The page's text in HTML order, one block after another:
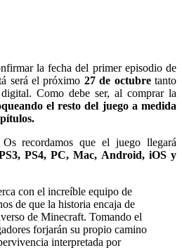
la fecha del primer episodio de
será el próximo 27 de octubretanto
Como debe ser, al comprar la
el resto del juego a medida
recordamos que el juego llegará
PS4, PC, Mac, Android, iOS y
con el increíble equipo de
de que la historia encaja de
de Minecraft. Tomando el
forjarán su propio camino
interpretada por